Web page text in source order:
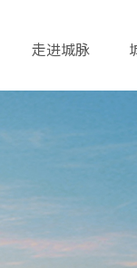
走进城脉